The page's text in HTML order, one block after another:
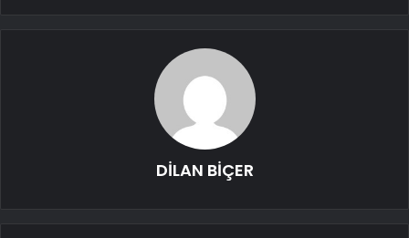
DİLAN BİÇER